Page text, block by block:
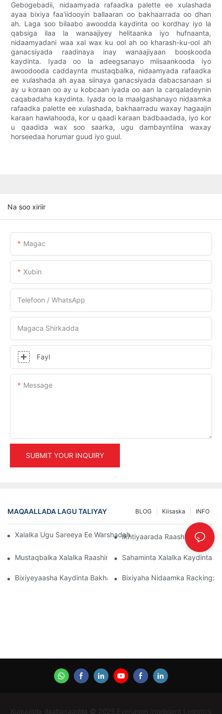
Gebogebadii, nidaamyada rafaadka palette ee xulashada
ayaa bixiya faa'iidooyin ballaaran oo bakhaarrada oo dhan
ah. Laga soo bilaabo awoodda kaydinta oo kordhay iyo la
qabsiga ilaa la wanaajiyey helitaanka iyo hufnaanta,
nidaamyadani waa xal wax ku ool ah oo kharash-ku-ool ah
ganacsiyada raadinaya inay wanaajiyaan booskooda
kaydinta. Iyada oo la adeegsanayo miisaankooda iyo
awoodooda caddaynta mustaqbalka, nidaamyada rafaadka
ee xulashada ah ayaa siinaya ganacsiyada dabacsanaan si
ay u koraan oo ay u kobcaan iyada oo aan la carqaladeynin
caqabadaha kaydinta. Iyada oo la maalgashanayo nidaamka
rafaadka palette ee xulashada, bakhaarradu waxay hagaajin
karaan hawlahooda, kor u qaadi karaan badbaadada, iyo kor
u qaadida wax soo saarka, ugu dambayntiina waxay
horseedaa horumar guud iyo guul.
Na soo xiriir
Magac
Xubin
Telefoon / WhatsApp
Magaca Shirkadda
Fayl
Message
SUBMIT YOUR INQUIRY
MAQAALLADA LAGU TALIYAY INFO
Kiisaska
BLOG
Xalalka Ugu Sareeya Ee Warshadaha Ee Maareynta Kaydka
Ikhtiyaarada Raashinka
Mustaqbalka Xalalka Raashinka Pallet: Isbeddellada Iyo Hal-
Sahaminta Xalalka Kaydinta
Bixiyeyaasha Kaydinta Bakhaarka: Waxa La Raadinayo
Bixiyaha Nidaamka Racking:
Xuquuqda daabacaadda © 2025 Everunion Intelligent Logistics